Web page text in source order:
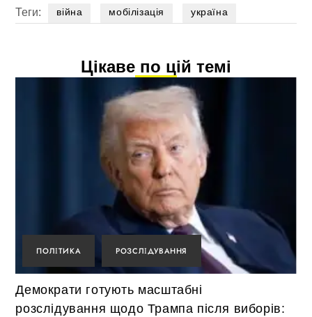
Теги: війна мобілізація україна
Цікаве по цій темі
ПОЛІТИКА РОЗСЛІДУВАННЯ
Демократи готують масштабні
розслідування щодо Трампа після виборів: